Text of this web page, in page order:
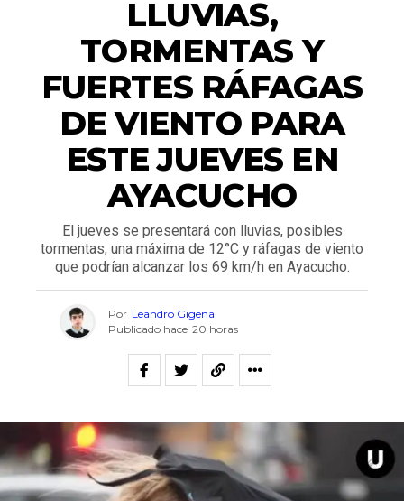
LLUVIAS,
TORMENTAS Y
FUERTES RÁFAGAS
DE VIENTO PARA
ESTE JUEVES EN
AYACUCHO
El jueves se presentará con lluvias, posibles
tormentas, una máxima de 12°C y ráfagas de viento
que podrían alcanzar los 69 km/h en Ayacucho.
Por Leandro Gigena
Publicado hace 20 horas